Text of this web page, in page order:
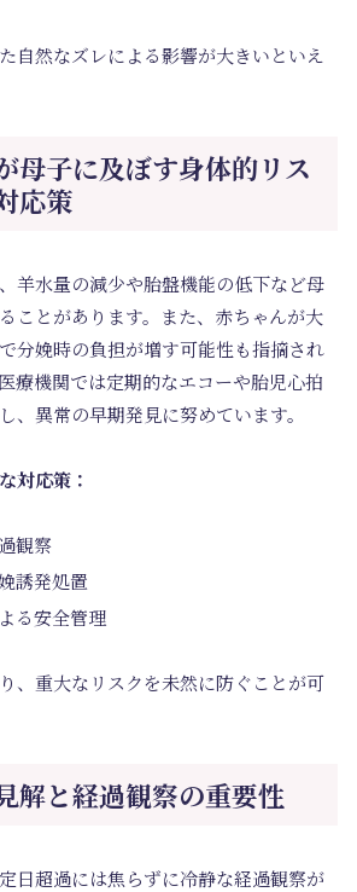
自然なズレによる影響が大きいといえ
母子に及ぼす身体的リス
応策
羊水量の減少や胎盤機能の低下など母
ことがあります。また、赤ちゃんが大
分娩時の負担が増す可能性も指摘され
療機関では定期的なエコーや胎児心拍
、異常の早期発見に努めています。
対応策：
観察
誘発処置
る安全管理
、重大なリスクを未然に防ぐことが可
解と経過観察の重要性
日超過には焦らずに冷静な経過観察が